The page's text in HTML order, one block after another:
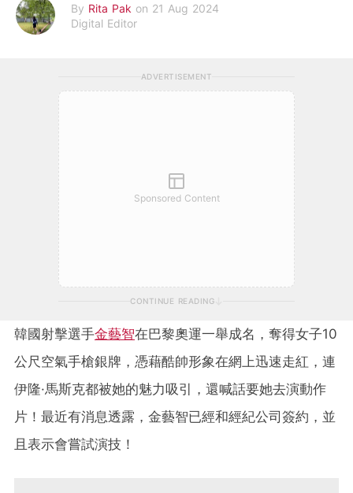
By Rita Pak on 21 Aug 2024
Digital Editor
ADVERTISEMENT
Sponsored Content
CONTINUE READING
韓國射擊選手金藝智在巴黎奧運一舉成名，奪得女子10
公尺空氣手槍銀牌，憑藉酷帥形象在網上迅速走紅，連
伊隆·馬斯克都被她的魅力吸引，還喊話要她去演動作
片！最近有消息透露，金藝智已經和經紀公司簽約，並
且表示會嘗試演技！